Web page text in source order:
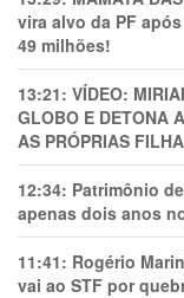
vira alvo da PF
49 milhões!
13:21: VÍDEO:
GLOBO E DETONA
AS PRÓPRIAS
12:34: Patrimônio
apenas dois anos
11:41: Rogério
vai ao STF por